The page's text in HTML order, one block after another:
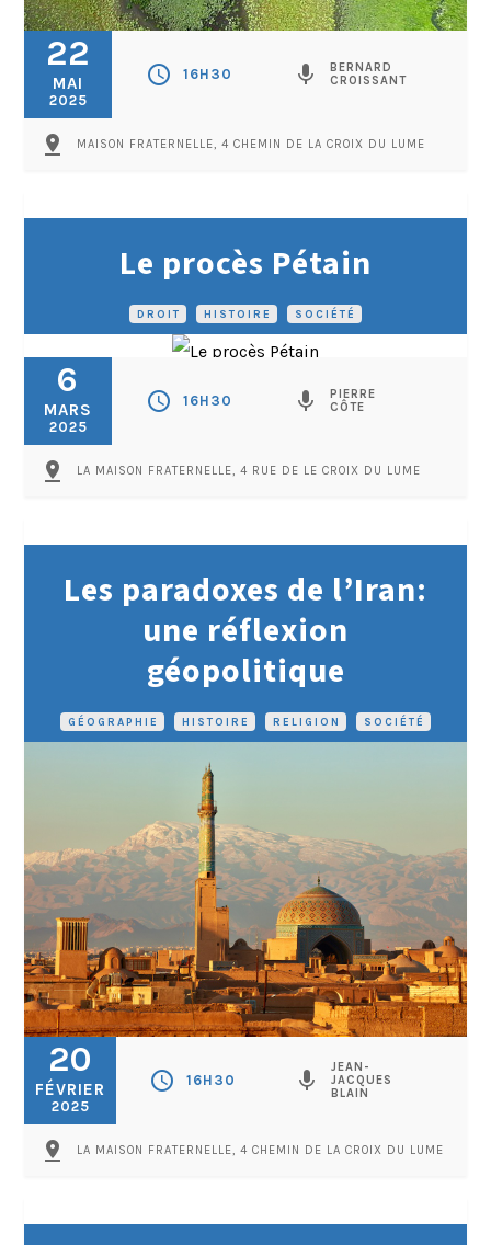
22
MAI
2025
schedule 16H30 mic
BERNARD
CROISSANT
pin_drop MAISON FRATERNELLE, 4 CHEMIN DE LA CROIX DU LUME
DROIT HISTOIRE SOCIÉTÉ
Le procès Pétain
6
MARS
2025
schedule 16H30 mic
PIERRE
CÔTE
pin_drop LA MAISON FRATERNELLE, 4 RUE DE LE CROIX DU LUME
GÉOGRAPHIE HISTOIRE RELIGION SOCIÉTÉ
Les paradoxes de l’Iran:
une réflexion
géopolitique
20
FÉVRIER
2025
schedule 16H30 mic
JEAN-
JACQUES
BLAIN
pin_drop LA MAISON FRATERNELLE, 4 CHEMIN DE LA CROIX DU LUME